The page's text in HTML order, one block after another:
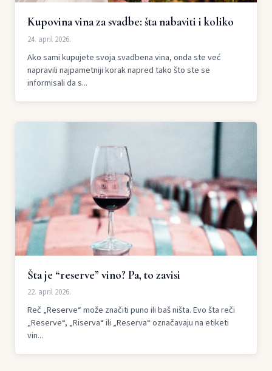
Kupovina vina za svadbe: šta nabaviti i koliko
24. april 2026.
Ako sami kupujete svoja svadbena vina, onda ste već
napravili najpametniji korak napred tako što ste se
informisali da s...
Šta je “reserve” vino? Pa, to zavisi
22. april 2026.
Reč „Reserve“ može značiti puno ili baš ništa. Evo šta reči
„Reserve“, „Riserva“ ili „Reserva“ označavaju na etiketi
vin...